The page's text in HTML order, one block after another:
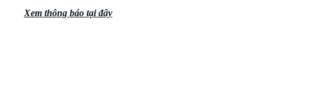
Xem thông báo tại đây